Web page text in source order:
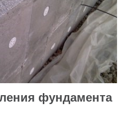
фундамента